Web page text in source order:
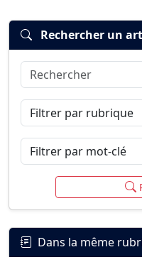
Connexion
Rechercher un
Rechercher
Filtrer par rubrique
Filtrer par mot-clé
Dans la même